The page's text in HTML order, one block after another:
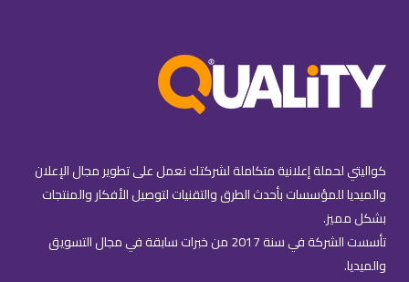
كواليتي لحملة إعلانية متكاملة لشركتك نعمل على تطوير مجال الإعلان
والميديا للمؤسسات بأحدث الطرق والتقنيات لتوصيل الأفكار والمنتجات
بشكل مميز.
تأسست الشركة في سنة 2017 من خبرات سابقة في مجال التسويق
والميديا.